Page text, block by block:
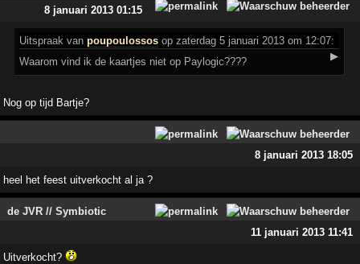
8 januari 2013 01:15
Uitspraak vanpoupoulossos op zaterdag 5 januari 2013 om 12:07:
▶
Waarom vind ik de kaartjes niet op Paylogic????
Nog op tijd Bartje?
8 januari 2013 18:05
heel het feest uitverkocht al ja ?
de JVR // Symbiotic
11 januari 2013 11:41
Uitverkocht?